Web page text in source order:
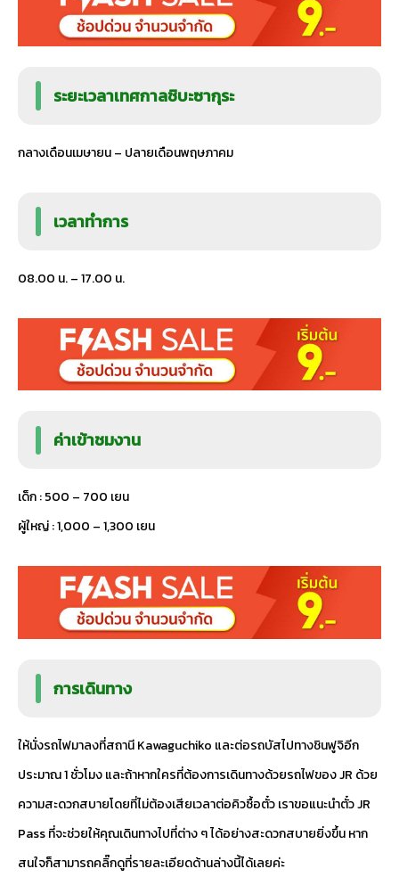
ระยะเวลาเทศกาลชิบะซากุระ
กลางเดือนเมษายน – ปลายเดือนพฤษภาคม
เวลาทำการ
08.00 น. – 17.00 น.
ค่าเข้าชมงาน
เด็ก : 500 – 700 เยน
ผู้ใหญ่ : 1,000 – 1,300 เยน
การเดินทาง
ให้นั่งรถไฟมาลงที่สถานี Kawaguchiko และต่อรถบัสไปทางชินฟูจิอีก
ประมาณ 1 ชั่วโมง และถ้าหากใครที่ต้องการเดินทางด้วยรถไฟของ JR ด้วย
ความสะดวกสบายโดยที่ไม่ต้องเสียเวลาต่อคิวซื้อตั๋ว เราขอแนะนำตั๋ว JR
Pass ที่จะช่วยให้คุณเดินทางไปที่ต่าง ๆ ได้อย่างสะดวกสบายยิ่งขึ้น หาก
สนใจก็สามารถคลิ๊กดูที่รายละเอียดด้านล่างนี้ได้เลยค่ะ